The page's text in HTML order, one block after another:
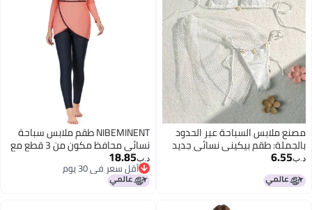
7
مصنع ملابس السباحة عبر الحدود
بالجملة: طقم بيكيني نسائي جديد
من ثلاث قطع مع تنورة شبكية
د.ب‏6.55
NIBEMINENT طقم ملابس سباحة
نسائي محافظ مكون من 3 قطع مع
حماية من الشمس - بنطلون سباحة
و تنورة و بيكيني - فستان عربي
د.ب‏18.85
أقل سعر في 30 يوم
أقل سعر في 30 يوم